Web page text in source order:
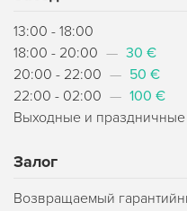
13:00 - 18:00
18:00 - 20:00 — 30 €
20:00 - 22:00 — 50 €
22:00 - 02:00 — 100 €
Выходные и
Залог
Возвращаемый